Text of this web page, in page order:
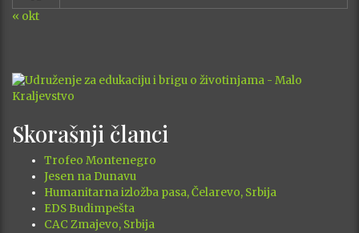
« okt
Skorašnji članci
Trofeo Montenegro
Jesen na Dunavu
Humanitarna izložba pasa, Čelarevo, Srbija
EDS Budimpešta
CAC Zmajevo, Srbija